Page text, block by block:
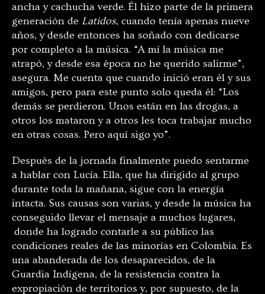
ancha y cachucha verde. Él hizo parte de la primera
generación de Latidos, cuando tenía apenas nueve
años, y desde entonces ha soñado con dedicarse
por completo a la música. “A mí la música me
atrapó, y desde esa época no he querido salirme”,
asegura. Me cuenta que cuando inició eran él y sus
amigos, pero para este punto solo queda él: “Los
demás se perdieron. Unos están en las drogas, a
otros los mataron y a otros les toca trabajar mucho
en otras cosas. Pero aquí sigo yo”.
Después de la jornada finalmente puedo sentarme
a hablar con Lucía. Ella, que ha dirigido al grupo
durante toda la mañana, sigue con la energía
intacta. Sus causas son varias, y desde la música ha
conseguido llevar el mensaje a muchos lugares,
donde ha logrado contarle a su público las
condiciones reales de las minorías en Colombia. Es
una abanderada de los desaparecidos, de la
Guardia Indígena, de la resistencia contra la
expropiación de territorios y, por supuesto, de la